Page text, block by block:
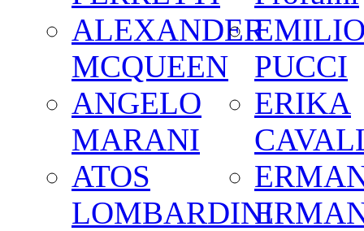
ALEXANDER
MCQUEEN
ANGELO
MARANI
ATOS
LOMBARDINI
PUCCI
ERIKA